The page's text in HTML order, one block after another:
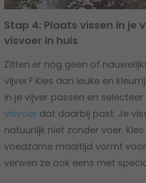
Stap 4: Plaats vissen in je
visvoer in huis
Zitten er nog geen of
vijver? Kies dan leuke en
in je vijver passen en
visvoer dat daarbij past. Je
natuurlijk niet zonder voer.
voedzame maaltijd vormt
verwen ze ook eens met